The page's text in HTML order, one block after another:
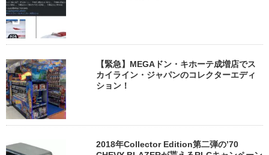
【緊急】MEGAドン・キホーテ成増店でス
カイライン・ジャパンのコレクターエディ
ション！
2018年Collector Edition第二弾の’70